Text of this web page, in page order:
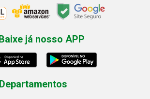
Baixe já nosso APP
Departamentos